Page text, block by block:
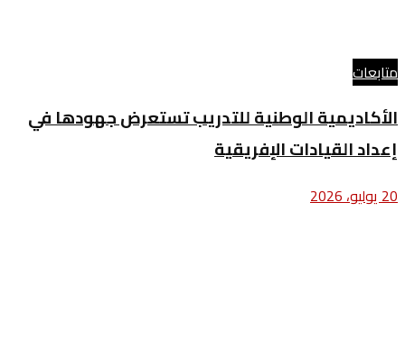
متابعات
الأكاديمية الوطنية للتدريب تستعرض جهودها في
إعداد القيادات الإفريقية
20 يوليو، 2026